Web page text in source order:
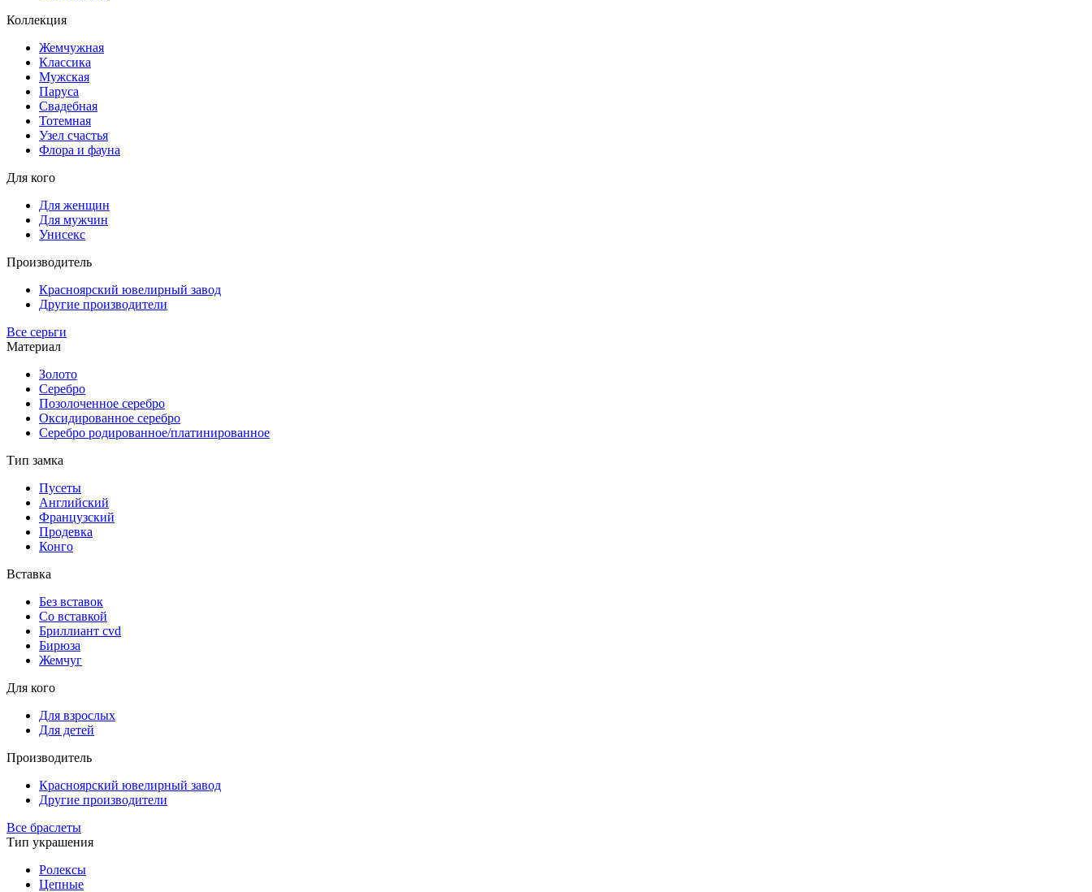
Коллекция
Жемчужная
Классика
Мужская
Паруса
Свадебная
Тотемная
Узел счастья
Флора и фауна
Для кого
Для женщин
Для мужчин
Унисекс
Производитель
Красноярский ювелирный завод
Другие производители
Все серьги
Материал
Золото
Серебро
Позолоченное серебро
Оксидированное серебро
Серебро родированное/платинированное
Тип замка
Пусеты
Английский
Французский
Продевка
Конго
Вставка
Без вставок
Со вставкой
Бриллиант cvd
Бирюза
Жемчуг
Для кого
Для взрослых
Для детей
Производитель
Красноярский ювелирный завод
Другие производители
Все браслеты
Тип украшения
Ролексы
Цепные